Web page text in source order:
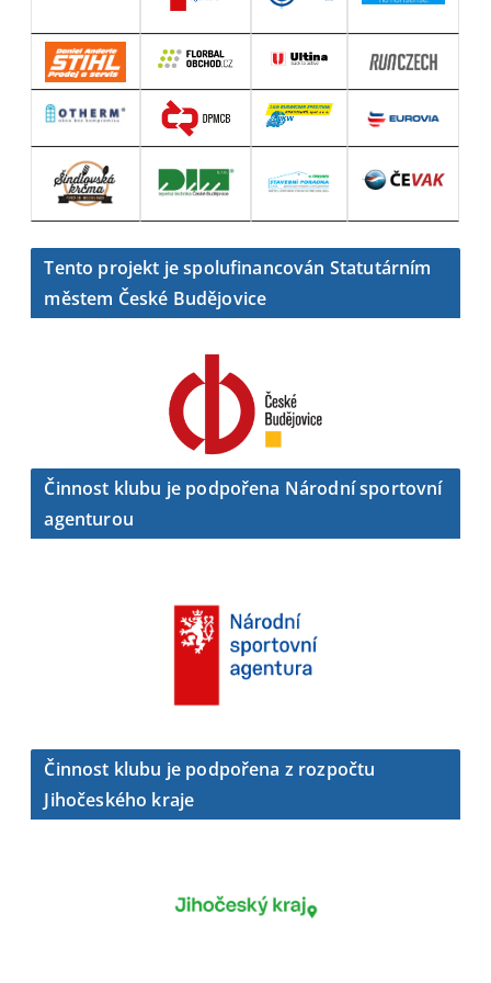
Tento projekt je spolufinancován Statutárním
městem České Budějovice
Činnost klubu je podpořena Národní sportovní
agenturou
Činnost klubu je podpořena z rozpočtu
Jihočeského kraje